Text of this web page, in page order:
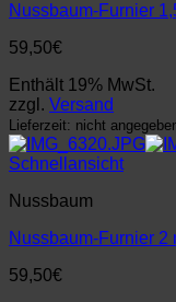
Nussbaum-Furnier
59,50€
Enthält 19% MwSt.
zzgl. Versand
Lieferzeit: nicht
Schnellansicht
Nussbaum
Nussbaum-Furnier 2
59,50€